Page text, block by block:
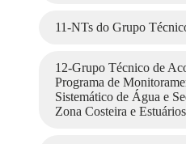
11-NTs do Grupo
12-Grupo Técnico de
Programa de
Sistemático de Água e
Zona Costeira e